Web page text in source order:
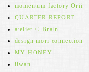
momentum factory Orii
QUARTER REPORT
atelier C-Brain
design mori connection
MY HONEY
iiwan